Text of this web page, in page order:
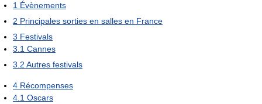
1 Évènements
2 Principales sorties en salles en France
3 Festivals
3.1 Cannes
3.2 Autres festivals
4 Récompenses
4.1 Oscars